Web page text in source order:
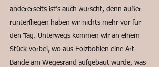
andererseits ist’s auch wurscht, denn außer
runterfliegen haben wir nichts mehr vor für
den Tag. Unterwegs kommen wir an einem
Stück vorbei, wo aus Holzbohlen eine Art
Bande am Wegesrand aufgebaut wurde, was